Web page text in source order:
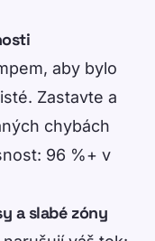
aby bylo
Zastavte a
chybách
96 %+ v
a slabé zóny